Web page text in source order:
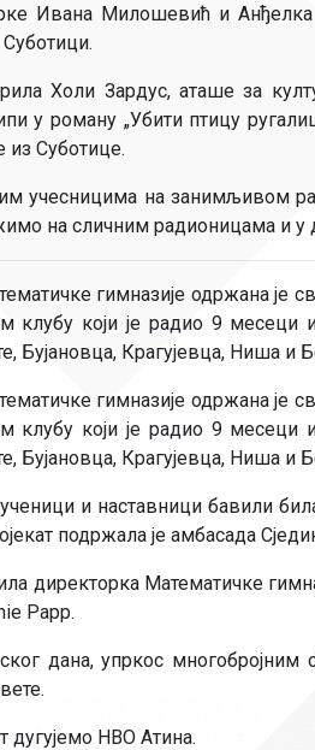
Ивана Милошевић и
Холи Зардус, аташе за
у роману „Убити птицу
Суботице.
учесницима на занимљивом
на сличним радионицама и у
гимназије одржана је
клубу који је радио 9
Бујановца, Крагујевца, Ниша и
гимназије одржана је
клубу који је радио 9
Бујановца, Крагујевца, Ниша и
и наставници бавили
подржала је амбасада
директорка Математичке
Papp.
дана, упркос
дугујемо НВО Атина.